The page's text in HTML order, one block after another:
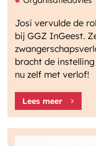
Josi vervulde de
bij GGZ InGeest.
bracht de
nu zelf met verlof!
Lees meer